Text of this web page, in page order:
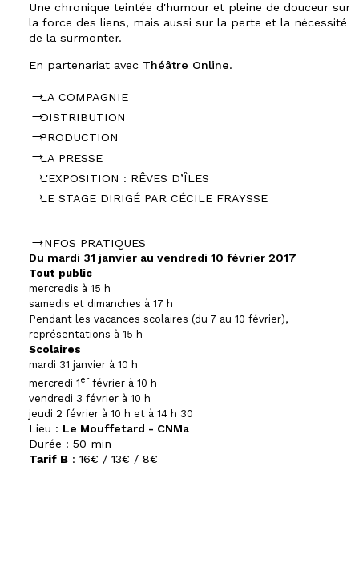
Une chronique teintée d'humour et pleine de douceur sur
la force des liens, mais aussi sur la perte et la nécessité
de la surmonter.
En partenariat avec Théâtre Online.
LA COMPAGNIE
DISTRIBUTION
PRODUCTION
LA PRESSE
L'EXPOSITION : RÊVES D’ÎLES
LE STAGE DIRIGÉ PAR CÉCILE FRAYSSE
INFOS PRATIQUES
Du mardi 31 janvier au vendredi 10 février 2017
Tout public
mercredis à 15 h
samedis et dimanches à 17 h
Pendant les vacances scolaires (du 7 au 10 février),
représentations à 15 h
Scolaires
mardi 31 janvier à 10 h
mercredi 1er février à 10 h
vendredi 3 février à 10 h
jeudi 2 février à 10 h et à 14 h 30
Lieu : Le Mouffetard - CNMa
Durée : 50 min
Tarif B : 16€ / 13€ / 8€